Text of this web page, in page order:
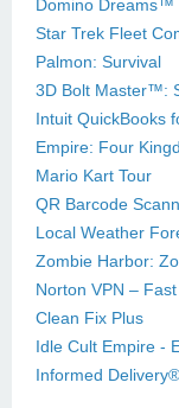
Domino Dreams™
Star Trek Fleet
Palmon: Survival
3D Bolt Master™:
Intuit QuickBooks
Empire: Four
Mario Kart Tour
QR Barcode
Local Weather
Zombie Harbor:
Norton VPN –
Clean Fix Plus
Idle Cult Empire -
Informed